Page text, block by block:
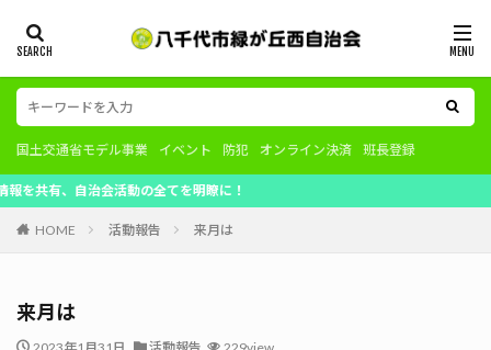
国土交通省モデル事業 イベント 防犯 オンライン決済 班長登録
治会活動の全てを明瞭に！
HOME 活動報告 来月は
来月は